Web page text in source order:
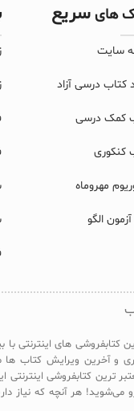
های سریع
سایت
کتاب درسی آزاد
کمک درسی
کنکوری
مهروماه
الگو
کتابفروشی های اینترنتی
و آخرین ویرایش کتاب ها
ترین کتابفروشی
می‌شوید! هر آنچه که نیاز